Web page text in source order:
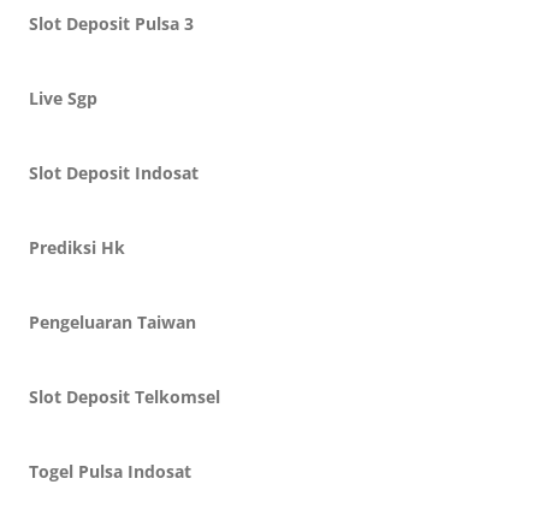
Slot Deposit Pulsa 3
Live Sgp
Slot Deposit Indosat
Prediksi Hk
Pengeluaran Taiwan
Slot Deposit Telkomsel
Togel Pulsa Indosat